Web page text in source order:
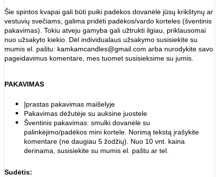
Šie spintos kvapai gali būti puiki padėkos dovanėlė jūsų krikštynų ar
vestuvių svečiams, galima pridėti padėkos/vardo korteles (šventinis
pakavimas). Tokiu atveju gamyba gali užtrukti ilgiau, priklausomai
nuo užsakyto kiekio. Dėl individualaus užsakymo susisiekite su
mumis el. paštu: kamkamcandles@gmail.com arba nurodykite savo
pageidavimus komentare, mes tuomet susisieksime su jumis.
PAKAVIMAS
Įprastas pakavimas maišelyje
Pakavimas dėžutėje su auksine juostele
Šventinis pakavimas: smulki dovanėlė su
palinkėjimo/padėkos mini kortele. Norimą tekstą įrašykite
komentare (ne daugiau 5 žodžių). Nuo 10 vnt. kaina
derinama, susisiekite su mumis el. paštu ar tel.
Sudėtis: